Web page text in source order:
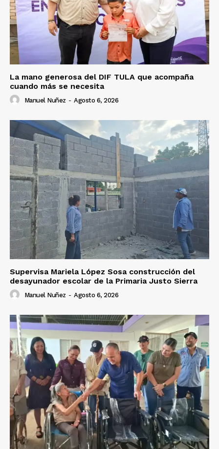
La mano generosa del DIF TULA que acompaña
cuando más se necesita
Manuel Nuñez - Agosto 6, 2026
Supervisa Mariela López Sosa construcción del
desayunador escolar de la Primaria Justo Sierra
Manuel Nuñez - Agosto 6, 2026